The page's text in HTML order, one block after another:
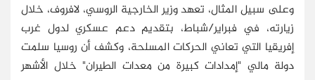
وعلى سبيل المثال، تعهد وزير الخارجية الروسي، لافروف، خلال
زيارته، في فبراير/شباط، بتقديم دعم عسكري لدول غرب
إفريقيا التي تعاني الحركات المسلحة، وكشف أن روسيا سلمت
دولة مالي "إمدادات كبيرة من معدات الطيران" خلال الأشهر